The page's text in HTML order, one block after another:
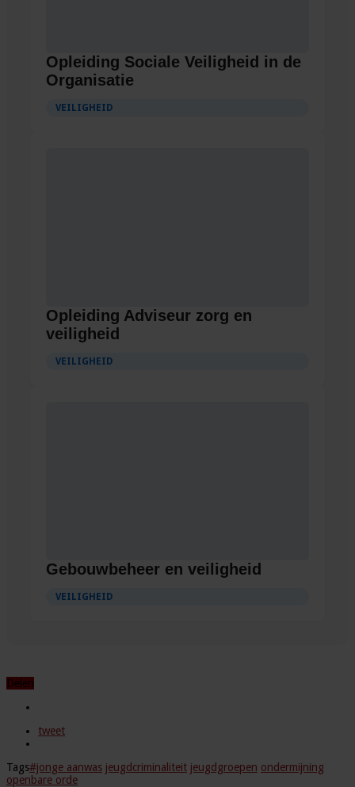
Opleiding Sociale Veiligheid in de
Organisatie
VEILIGHEID
Opleiding Adviseur zorg en
veiligheid
VEILIGHEID
Gebouwbeheer en veiligheid
VEILIGHEID
Delen
tweet
Tags#jonge aanwas jeugdcriminaliteit jeugdgroepen ondermijning
openbare orde